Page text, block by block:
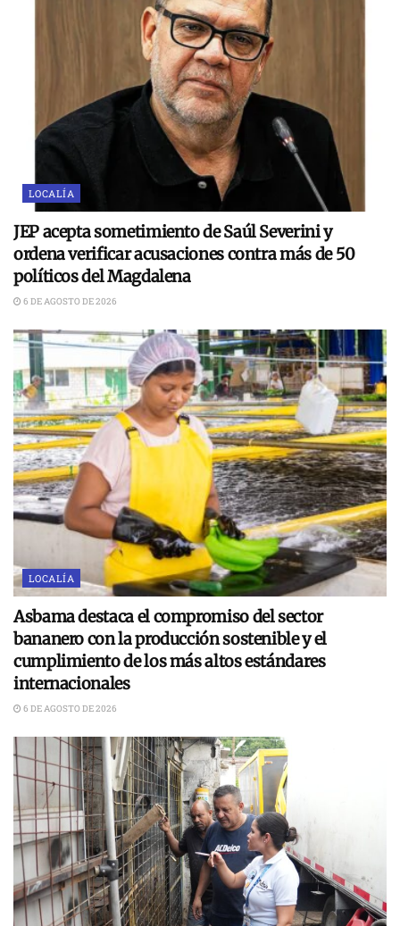
LOCALÍA
JEP acepta sometimiento de Saúl Severini y
ordena verificar acusaciones contra más de 50
políticos del Magdalena
6 DE AGOSTO DE 2026
LOCALÍA
Asbama destaca el compromiso del sector
bananero con la producción sostenible y el
cumplimiento de los más altos estándares
internacionales
6 DE AGOSTO DE 2026